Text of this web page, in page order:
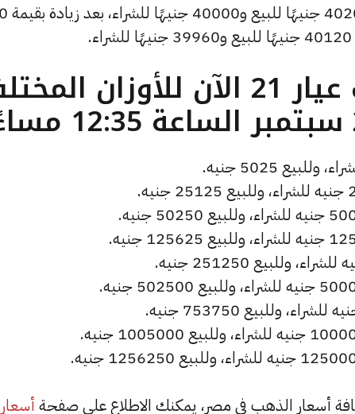
وارتفع سعر الجنيه
ما هو سعر الذهب عيار 21 الآن للأوزان
أسعار